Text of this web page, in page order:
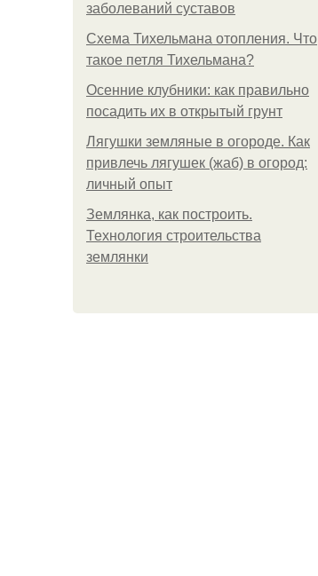
заболеваний суставов
Схема Тихельмана отопления. Что
такое петля Тихельмана?
Осенние клубники: как правильно
посадить их в открытый грунт
Лягушки земляные в огороде. Как
привлечь лягушек (жаб) в огород:
личный опыт
Землянка, как построить.
Технология строительства
землянки